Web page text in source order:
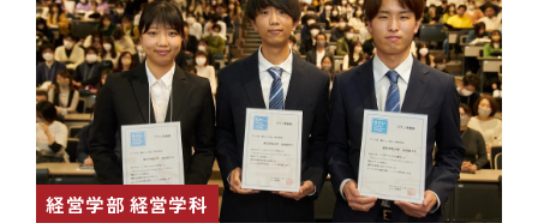
経営学部 経営学科